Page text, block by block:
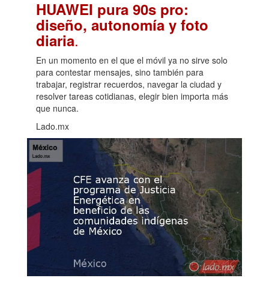
HUAWEI pura 90s pro:
diseño, autonomía y foto
diaria.
En un momento en el que el móvil ya no sirve solo
para contestar mensajes, sino también para
trabajar, registrar recuerdos, navegar la ciudad y
resolver tareas cotidianas, elegir bien importa más
que nunca.
Lado.mx